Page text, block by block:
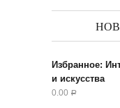
Избранное:
и искусства
0.00 Р